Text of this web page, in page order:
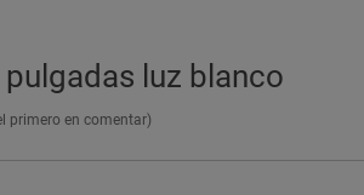
luz blanco
primero en comentar)